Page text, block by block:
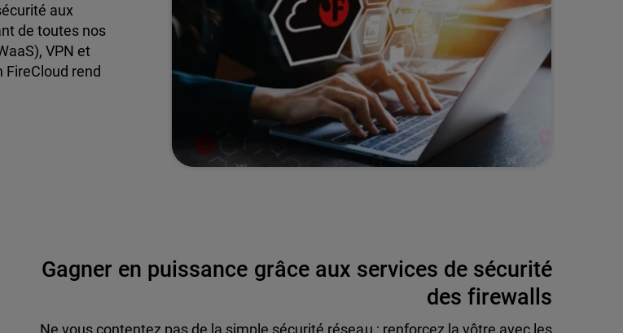
aux
de toutes nos
VPN et
rend
Gagner en puissance grâce aux services de sécurité
des firewalls
Ne vous contentez pas de la simple sécurité réseau ; renforcez la vôtre avec les